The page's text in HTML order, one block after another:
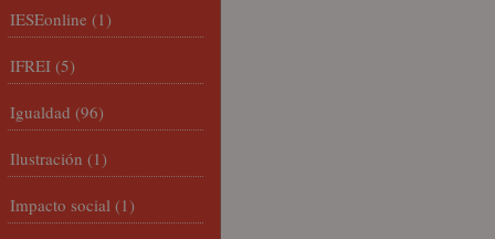
IESEonline (1)
IFREI (5)
Igualdad (96)
Ilustración (1)
Impacto social (1)